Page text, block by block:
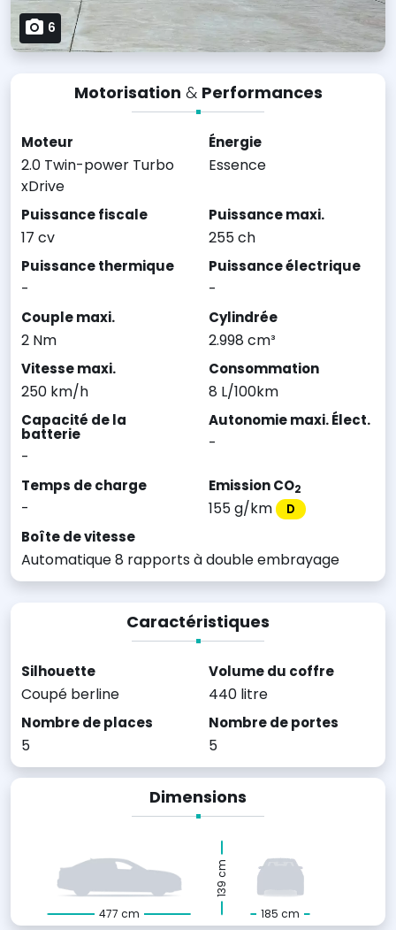
Motorisation & Performances
Moteur
2.0 Twin-power Turbo
xDrive
Énergie
Essence
Puissance fiscale
17 cv
Puissance maxi.
255 ch
Puissance thermique
-
Puissance électrique
-
Couple maxi.
2 Nm
Cylindrée
2.998 cm³
Vitesse maxi.
250 km/h
Consommation
8 L/100km
Capacité de la
batterie
-
Autonomie maxi. Élect.
-
Temps de charge
-
Emission CO2
155 g/km D
Boîte de vitesse
Automatique 8 rapports à double embrayage
6
Caractéristiques
Silhouette
Coupé berline
Volume du coffre
440 litre
Nombre de places
5
Nombre de portes
5
Dimensions
477 cm 185 cm
139 cm